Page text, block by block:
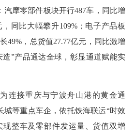
汽摩零部件板块开行487车，同比增
同比大幅攀升109%；电子产品板
49%，总货值27.77亿元，同比激增
造”产品通达全球，彰显通道赋能实
连接重庆与宁波舟山港的黄金通
城等重点车企，依托铁海联运“时效
现整车及零部件发运量、货值双增